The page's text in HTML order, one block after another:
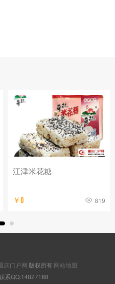
涪陵榨菜
￥0 955
庆门户网 版权所有 网站地图
系QQ:14827188